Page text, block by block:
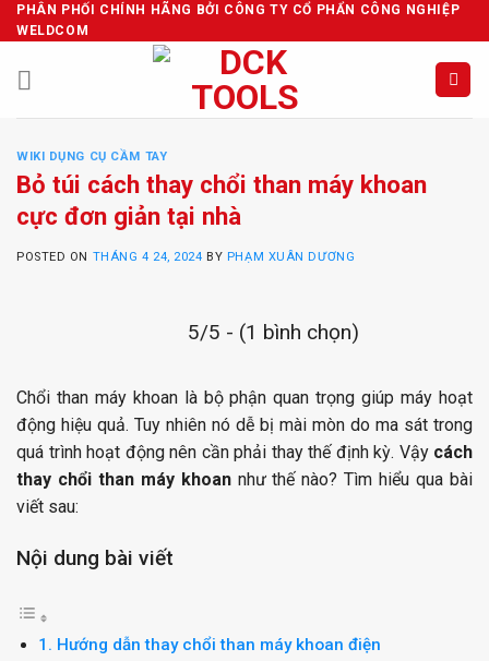
Skip
to
content
PHÂN PHỐI CHÍNH HÃNG BỞI CÔNG TY CỔ PHẨN CÔNG NGHIỆP
WELDCOM
WIKI DỤNG CỤ CẦM TAY
Bỏ túi cách thay chổi than máy khoan
cực đơn giản tại nhà
POSTED ON THÁNG 4 24, 2024 BY PHẠM XUÂN DƯƠNG
5/5 - (1 bình chọn)
Chổi than máy khoan là bộ phận quan trọng giúp máy hoạt
động hiệu quả. Tuy nhiên nó dễ bị mài mòn do ma sát trong
quá trình hoạt động nên cần phải thay thế định kỳ. Vậy cách
thay chổi than máy khoan như thế nào? Tìm hiểu qua bài
viết sau:
Nội dung bài viết
1. Hướng dẫn thay chổi than máy khoan điện